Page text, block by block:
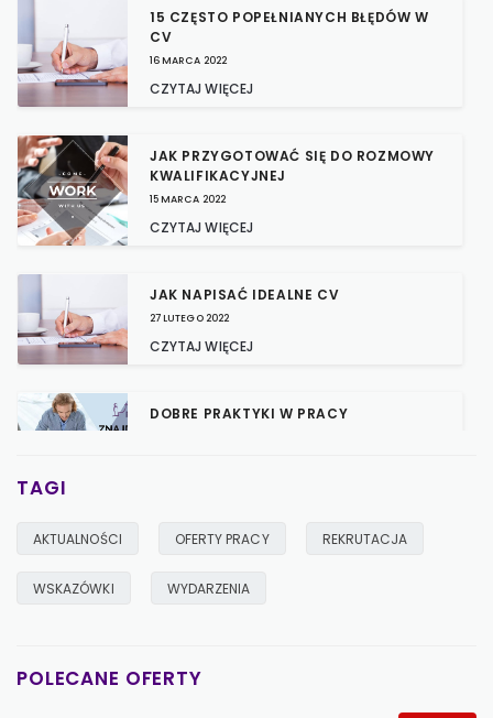
15 CZĘSTO POPEŁNIANYCH BŁĘDÓW W
CV
16 MARCA 2022
CZYTAJ WIĘCEJ
JAK PRZYGOTOWAĆ SIĘ DO ROZMOWY
KWALIFIKACYJNEJ
15 MARCA 2022
CZYTAJ WIĘCEJ
JAK NAPISAĆ IDEALNE CV
27 LUTEGO 2022
CZYTAJ WIĘCEJ
DOBRE PRAKTYKI W PRACY
8 KROKÓW, ABY ZNALEŹĆ PRACĘ
TAGI
AKTUALNOŚCI OFERTY PRACY REKRUTACJA
WSKAZÓWKI WYDARZENIA
POLECANE OFERTY